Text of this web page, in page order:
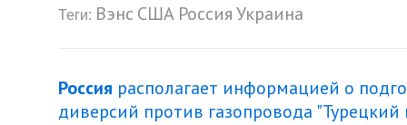
Теги: Вэнс США РоссияУкраина
Россия располагает информацией о
диверсий против газопровода "Турецкий